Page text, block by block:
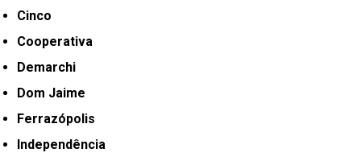
Cinco
Cooperativa
Demarchi
Dom Jaime
Ferrazópolis
Independência